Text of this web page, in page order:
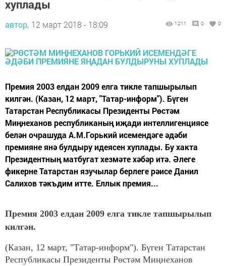
хуплады
автор, 12 март 2018 - 18:09 1211 0 0
Премия 2003 елдан 2009 елга тикле тапшырылып
килгән. (Казан, 12 март, "Татар-информ"). Бүген
Татарстан Республикасы Президенты Рөстәм
Миңнеханов республиканың иҗади интеллигенциясе
белән очрашуда А.М.Горький исемендәге әдәби
премияне янә булдыру идеясен хуплады. Бу хакта
Президентның матбугат хезмәте хәбәр итә. Әлеге
фикерне Татарстан язучылар берлеге рәисе Данил
Салихов тәкъдим итте. Еллык премия...
Премия 2003 елдан 2009 елга тикле тапшырылып
килгән.
(Казан, 12 март, "Татар-информ"). Бүген Татарстан
Республикасы Президенты Рөстәм Миңнеханов